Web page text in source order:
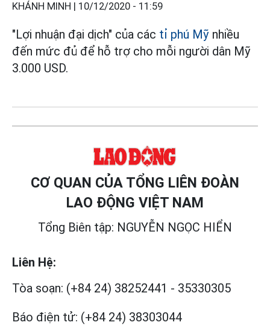
KHÁNH MINH | 10/12/2020 - 11:59
"Lợi nhuận đại dịch" của các tỉ phú Mỹ nhiều
đến mức đủ để hỗ trợ cho mỗi người dân Mỹ
3.000 USD.
CƠ QUAN CỦA TỔNG LIÊN ĐOÀN
LAO ĐỘNG VIỆT NAM
Tổng Biên tập: NGUYỄN NGỌC HIỂN
Liên Hệ:
Tòa soạn: (+84 24) 38252441 - 35330305
Báo điện tử: (+84 24) 38303044